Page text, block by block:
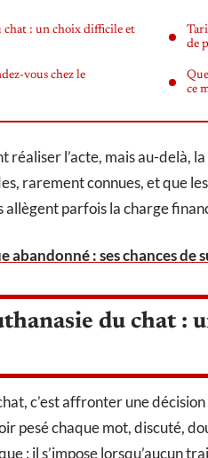
chat : un choix difficile et
vous chez le
de
ce
l’acte, mais au-delà,
rarement connues, et que
parfois la charge
abandonné : ses chances de
du chat :
c’est affronter une
pesé chaque mot, discuté,
: il s’impose lorsqu’aucun